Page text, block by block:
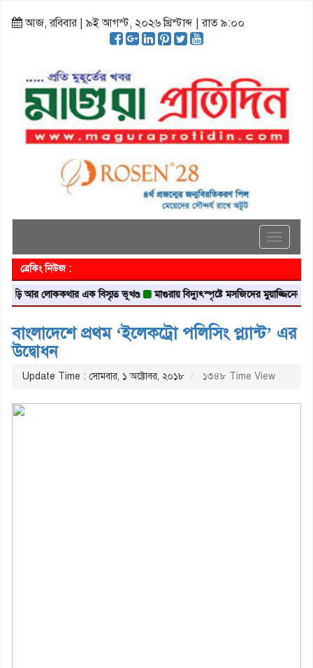
আজ, রবিবার | ৯ই আগস্ট, ২০২৬ খ্রিস্টাব্দ | রাত ৯:০০
Toggle
ব্রেকিং নিউজ :
লোককথার এক বিস্মৃত ভূখণ্ড মাগুরায় বিদ্যুৎস্পৃষ্টে মসজিদের মুয়াজ্জিনের মৃত্যু
বাংলাদেশে প্রথম ‘ইলেকট্রো পলিসিং প্ল্যান্ট’ এর
উদ্বোধন
Update Time : সোমবার, ১ অক্টোবর, ২০১৮ ১৩৪৮ Time View